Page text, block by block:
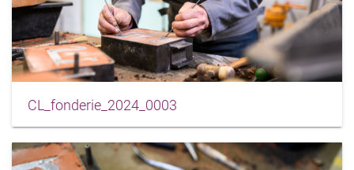
CL_fonderie_2024_0003